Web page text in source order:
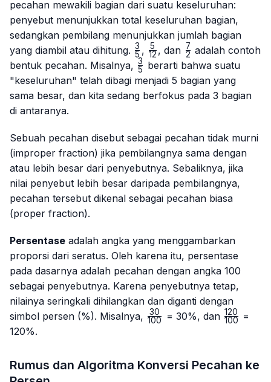
pecahan mewakili bagian dari suatu keseluruhan:
penyebut menunjukkan total keseluruhan bagian,
sedangkan pembilang menunjukkan jumlah bagian
yang diambil atau dihitung. \frac{3}
{5}
5
3 , \frac{5}
{12}
12
5 , dan \frac{7}
{2}
2
7 adalah contoh
bentuk pecahan. Misalnya, \frac{3}
{5}
5
3
berarti bahwa suatu
"keseluruhan" telah dibagi menjadi 5 bagian yang
sama besar, dan kita sedang berfokus pada 3 bagian
di antaranya.
Sebuah pecahan disebut sebagai pecahan tidak murni
(improper fraction) jika pembilangnya sama dengan
atau lebih besar dari penyebutnya. Sebaliknya, jika
nilai penyebut lebih besar daripada pembilangnya,
pecahan tersebut dikenal sebagai pecahan biasa
(proper fraction).
Persentase adalah angka yang menggambarkan
proporsi dari seratus. Oleh karena itu, persentase
pada dasarnya adalah pecahan dengan angka 100
sebagai penyebutnya. Karena penyebutnya tetap,
nilainya seringkali dihilangkan dan diganti dengan
simbol persen (%). Misalnya, \frac{30}
100
30 = 30%, dan 100
120
=
120%.
Rumus dan Algoritma Konversi Pecahan ke